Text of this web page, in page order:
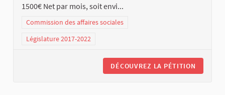
1500€ Net par mois, soit envi...
Commission des affaires sociales
Législature 2017-2022
DÉCOUVREZ LA PÉTITION